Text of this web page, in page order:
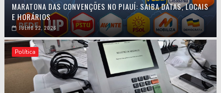
MARATONA DAS CONVENÇÕES NO PIAUÍ: SAIBA DATAS, LOCAIS
E HORÁRIOS
JULHO 22, 2026
Política